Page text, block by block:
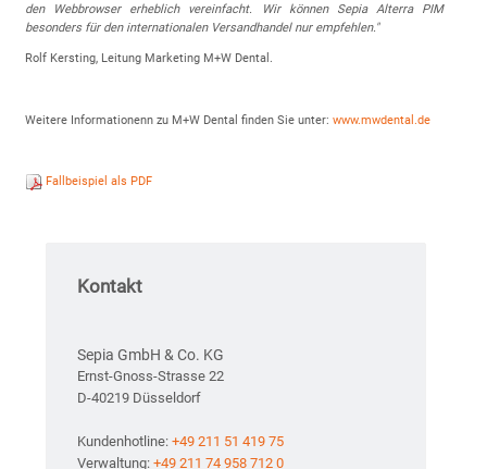
den Webbrowser erheblich vereinfacht. Wir können Sepia Alterra PIM
besonders für den internationalen Versandhandel nur empfehlen."
Rolf Kersting, Leitung Marketing M+W Dental.
Weitere Informationenn zu M+W Dental finden Sie unter: www.mwdental.de
Fallbeispiel als PDF
Kontakt
Sepia GmbH & Co. KG
Ernst-Gnoss-Strasse 22
D-40219 Düsseldorf
Kundenhotline: +49 211 51 419 75
Verwaltung: +49 211 74 958 712 0